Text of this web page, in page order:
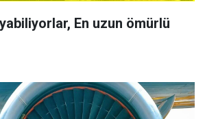
En uzun ömürlü